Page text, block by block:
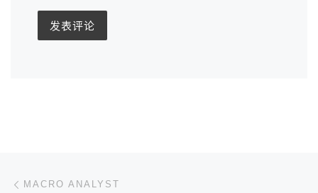
文章导航
MACRO ANALYST